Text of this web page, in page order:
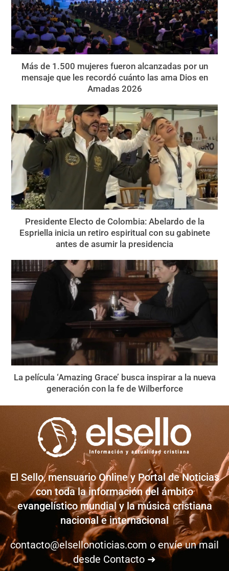
Más de 1.500 mujeres fueron alcanzadas por un
mensaje que les recordó cuánto las ama Dios en
Amadas 2026
Presidente Electo de Colombia: Abelardo de la
Espriella inicia un retiro espiritual con su gabinete
antes de asumir la presidencia
La película ‘Amazing Grace’ busca inspirar a la nueva
generación con la fe de Wilberforce
El Sello, mensuario Online y Portal de Noticias
con toda la información del ámbito
evangelístico mundial y la música cristiana
nacional e internacional
contacto@elsellonoticias.com o envíe un mail
desde Contacto ➜